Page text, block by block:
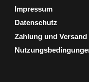
Impressum
Datenschutz
Zahlung und Versand